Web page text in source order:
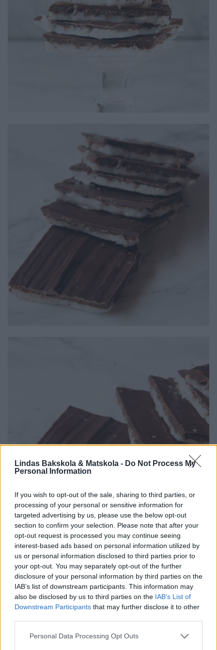
Lindas Bakskola & Matskola - Do Not Process My
Personal Information
If you wish to opt-out of the sale, sharing to third parties, or
processing of your personal or sensitive information for
targeted advertising by us, please use the below opt-out
section to confirm your selection. Please note that after your
opt-out request is processed you may continue seeing
interest-based ads based on personal information utilized by
us or personal information disclosed to third parties prior to
your opt-out. You may separately opt-out of the further
disclosure of your personal information by third parties on the
IAB’s list of downstream participants. This information may
also be disclosed by us to third parties on the IAB’s List of
Downstream Participants that may further disclose it to other
Personal Data Processing Opt Outs